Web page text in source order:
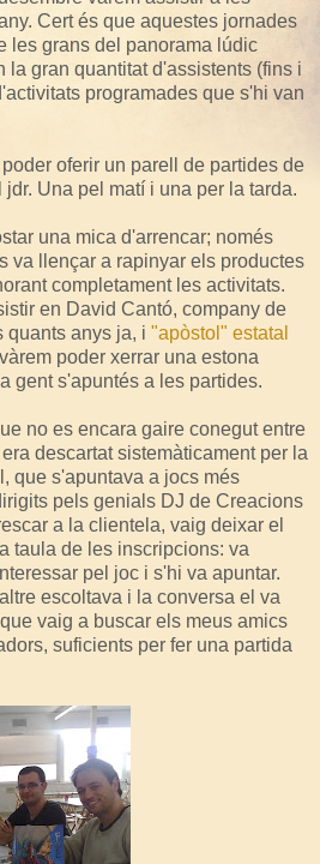
Cert és que aquestes jornades
les grans del panorama lúdic
la gran quantitat d'assistents (fins i
programades que s'hi van
oferir un parell de partides de
Una pel matí i una per la tarda.
una mica d'arrencar; només
va llençar a rapinyar els productes
completament les activitats.
en David Cantó, company de
quants anys ja, i "apòstol" estatal
poder xerrar una estona
gent s'apuntés a les partides.
no es encara gaire conegut entre
descartat sistemàticament per la
que s'apuntava a jocs més
pels genials DJ de Creacions
a la clientela, vaig deixar el
taula de les inscripcions: va
pel joc i s'hi va apuntar.
escoltava i la conversa el va
vaig a buscar els meus amics
suficients per fer una partida